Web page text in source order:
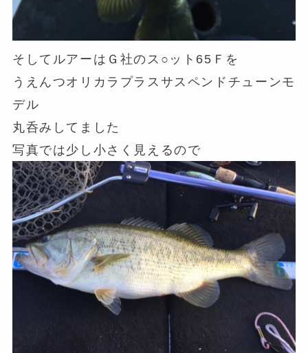
そしてルアーはＧ社のス○ット65Ｆを
うえんつオリカラプラスサスペンドチューンモ
デル
丸呑みしてました
写真では少し小さく見えるので